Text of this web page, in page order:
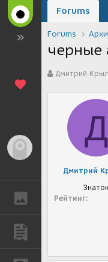
ГАЛЕРЕЯ
Forums
Forums
черные
в
Дмитрий
Д
Дмитрий
Рейтинг